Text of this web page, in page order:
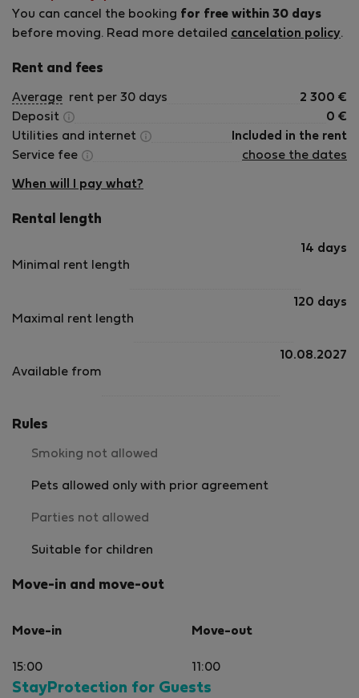
You can cancel the booking for free within 30 days
before moving. Read more detailed cancelation policy.
Rent and fees
Average rent per 30 days 2 300 €
Deposit
0 €
Utilities and internet
Included in the rent
Service fee
choose the dates
When will I pay what?
Rental length
Minimal rent length
14 days
Maximal rent length
120 days
Available from
10.08.2027
Rules
Smoking not allowed
Pets allowed only with prior agreement
Parties not allowed
Suitable for children
Move-in and move-out
Move-in
15:00
Move-out
11:00
StayProtection for Guests